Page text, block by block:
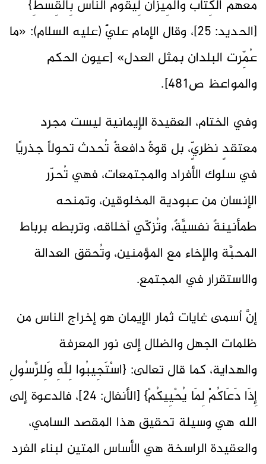
مَعَهُمُ الْكِتَابَ وَالْمِيزَانَ لِيَقُومَ النَّاسُ بِالْقِسْطِ}
[الحديد: 25]، وقال الإمام عليٌّ (عليه السلام): «ما
عُمِّرت البلدان بمثل العدل» [عيون الحكم
والمواعظ ص481].
وفي الختام، العقيدة الإيمانية ليست مجرد
معتقدٍ نظريٍّ، بل قوةٌ دافعةٌ تُحدث تحولاً جذريًا
في سلوك الأفراد والمجتمعات، فهي تُحرّر
الإنسان من عبودية المخلوقين، وتمنحه
طمأنينةً نفسيَّةً، وتُزكّي أخلاقه، وتربطه برباط
المحبَّة والإخاء مع المؤمنين، وتُحقق العدالة
والاستقرار في المجتمع.
إنَّ أسمى غايات ثمار الإيمان هو إخراج الناس من
ظلمات الجهل والضلال إلى نور المعرفة
والهداية، كما قال تعالى: {اسْتَجِيبُوا لِلَّهِ وَلِلرَّسُولِ
إِذَا دَعَاكُمْ لِمَا يُحْيِيكُمْ} [الأنفال: 24]، فالدعوة إلى
الله هي وسيلة تحقيق هذا المقصد السامي،
والعقيدة الراسخة هي الأساس المتين لبناء الفرد